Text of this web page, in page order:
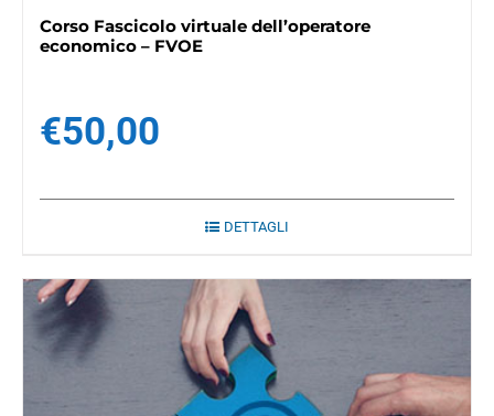
Corso Fascicolo virtuale dell’operatore
economico – FVOE
€50,00
DETTAGLI